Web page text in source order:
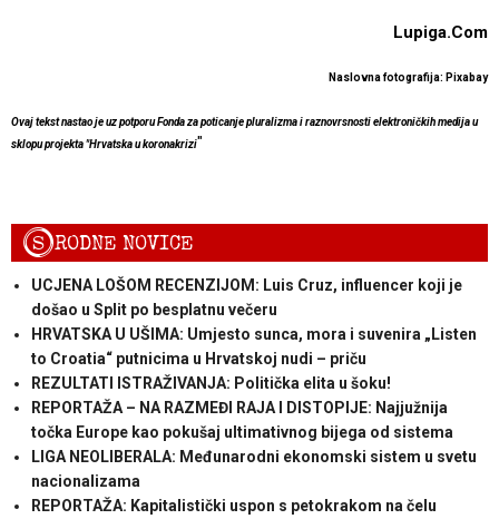
Lupiga.Com
Naslovna fotografija: Pixabay
Ovaj tekst nastao je uz potporu Fonda za poticanje pluralizma i raznovrsnosti elektroničkih medija u
sklopu projekta "Hrvatska u koronakrizi"
SRODNE NOVICE
UCJENA LOŠOM RECENZIJOM: Luis Cruz, influencer koji je
došao u Split po besplatnu večeru
HRVATSKA U UŠIMA: Umjesto sunca, mora i suvenira „Listen
to Croatia“ putnicima u Hrvatskoj nudi – priču
REZULTATI ISTRAŽIVANJA: Politička elita u šoku!
REPORTAŽA – NA RAZMEĐI RAJA I DISTOPIJE: Najjužnija
točka Europe kao pokušaj ultimativnog bijega od sistema
LIGA NEOLIBERALA: Međunarodni ekonomski sistem u svetu
nacionalizama
REPORTAŽA: Kapitalistički uspon s petokrakom na čelu